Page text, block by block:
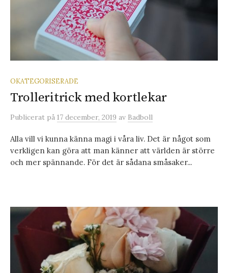
OKATEGORISERADE
Trolleritrick med kortlekar
Publicerat på 17 december, 2019 av Badboll
Alla vill vi kunna känna magi i våra liv. Det är något som
verkligen kan göra att man känner att världen är större
och mer spännande. För det är sådana småsaker...